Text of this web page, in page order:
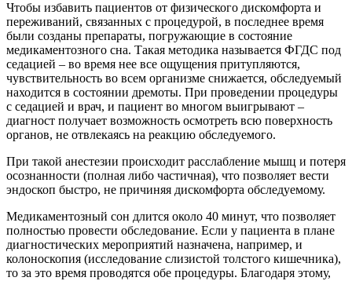
Чтобы избавить пациентов от физического дискомфорта и
переживаний, связанных с процедурой, в последнее время
были созданы препараты, погружающие в состояние
медикаментозного сна. Такая методика называется ФГДС под
седацией – во время нее все ощущения притупляются,
чувствительность во всем организме снижается, обследуемый
находится в состоянии дремоты. При проведении процедуры
с седацией и врач, и пациент во многом выигрывают –
диагност получает возможность осмотреть всю поверхность
органов, не отвлекаясь на реакцию обследуемого.
При такой анестезии происходит расслабление мышц и потеря
осознанности (полная либо частичная), что позволяет вести
эндоскоп быстро, не причиняя дискомфорта обследуемому.
Медикаментозный сон длится около 40 минут, что позволяет
полностью провести обследование. Если у пациента в плане
диагностических мероприятий назначена, например, и
колоноскопия (исследование слизистой толстого кишечника),
то за это время проводятся обе процедуры. Благодаря этому,